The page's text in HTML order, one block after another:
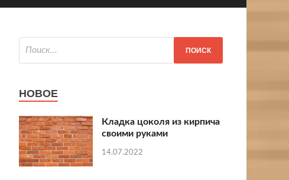
НОВОЕ
Кладка цоколя из кирпича
своими руками
14.07.2022